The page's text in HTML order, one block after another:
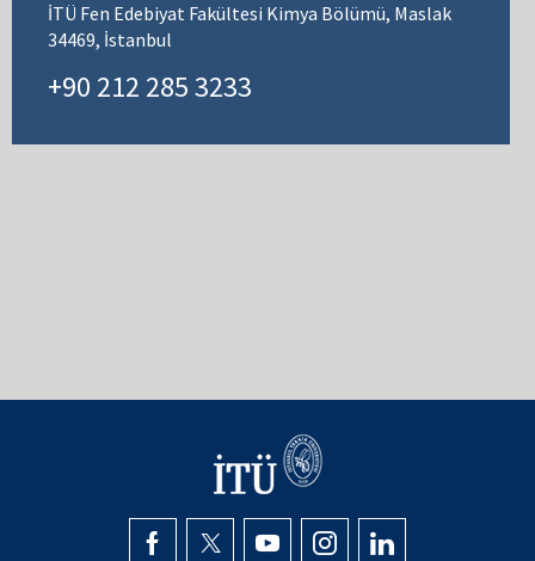
İTÜ Fen Edebiyat Fakültesi Kimya Bölümü, Maslak
34469, İstanbul
+90 212 285 3233